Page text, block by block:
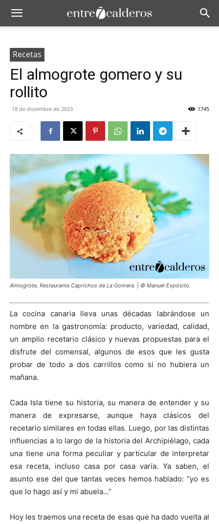
Recetas
El almogrote gomero y su
rollito
18 de diciembre de 2023 1745
Almogrote, Restaurante Caprichos de La Gomera. | © Manuel Expósito.
La cocina canaria lleva unas décadas labrándose un
nombre en la gastronomía: producto, variedad, calidad,
un amplio recetario clásico y nuevas propuestas para el
disfrute del comensal, algunos de esos que les gusta
probar de todo a dos carrillos como si no hubiera un
mañana.
Cada Isla tiene su historia, su manera de entender y su
manera de expresarse, aunque haya clásicos del
recetario similares en todas ellas. Luego, por las distintas
influencias a lo largo de la historia del Archipiélago, cada
una tiene una forma peculiar y particular de interpretar
esa receta, incluso casa por casa varía. Ya saben, el
asunto ese del que tantas veces hemos hablado: “yo es
que lo hago así y mi abuela…”
Hoy les traemos una receta de esas que ha dado vuelta al